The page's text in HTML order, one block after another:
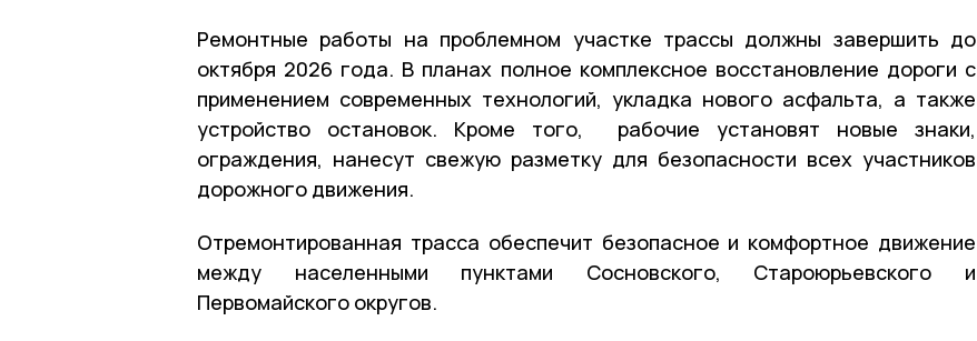
Ремонтные работы на проблемном участке трассы должны завершить до
октября 2026 года. В планах полное комплексное восстановление дороги с
применением современных технологий, укладка нового асфальта, а также
устройство остановок. Кроме того, рабочие установят новые знаки,
ограждения, нанесут свежую разметку для безопасности всех участников
дорожного движения.
Отремонтированная трасса обеспечит безопасное и комфортное движение
между населенными пунктами Сосновского, Староюрьевского и
Первомайского округов.